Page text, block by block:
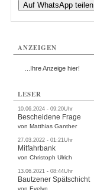
Auf WhatsApp teilen
ANZEIGEN
...Ihre Anzeige hier!
LESER
10.06.2024 - 09:20Uhr
Bescheidene Frage
von Matthias Ganther
27.03.2022 - 01:21Uhr
Mitfahrbank
von Christoph Ulrich
13.06.2021 - 08:44Uhr
Bautzener Spätschicht
von Evelyn